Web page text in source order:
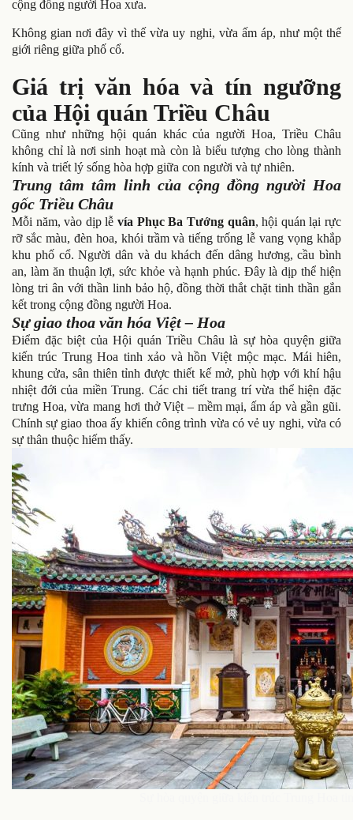
cộng đồng người Hoa xưa.
Không gian nơi đây vì thế vừa uy nghi, vừa ấm áp, như một thế
giới riêng giữa phố cổ.
Giá trị văn hóa và tín ngưỡng
của Hội quán Triều Châu
Cũng như những hội quán khác của người Hoa, Triều Châu
không chỉ là nơi sinh hoạt mà còn là biểu tượng cho lòng thành
kính và triết lý sống hòa hợp giữa con người và tự nhiên.
Trung tâm tâm linh của cộng đồng người Hoa
gốc Triều Châu
Mỗi năm, vào dịp lễvía Phục Ba Tướng quân, hội quán lại rực
rỡ sắc màu, đèn hoa, khói trầm và tiếng trống lễ vang vọng khắp
khu phố cổ. Người dân và du khách đến dâng hương, cầu bình
an, làm ăn thuận lợi, sức khỏe và hạnh phúc. Đây là dịp thể hiện
lòng tri ân với thần linh bảo hộ, đồng thời thắt chặt tinh thần gắn
kết trong cộng đồng người Hoa.
Sự giao thoa văn hóa Việt – Hoa
Điểm đặc biệt của Hội quán Triều Châu là sự hòa quyện giữa
kiến trúc Trung Hoa tinh xảo và hồn Việt mộc mạc. Mái hiên,
khung cửa, sân thiên tỉnh được thiết kế mở, phù hợp với khí hậu
nhiệt đới của miền Trung. Các chi tiết trang trí vừa thể hiện đặc
trưng Hoa, vừa mang hơi thở Việt – mềm mại, ấm áp và gần gũi.
Chính sự giao thoa ấy khiến công trình vừa có vẻ uy nghi, vừa có
sự thân thuộc hiếm thấy.